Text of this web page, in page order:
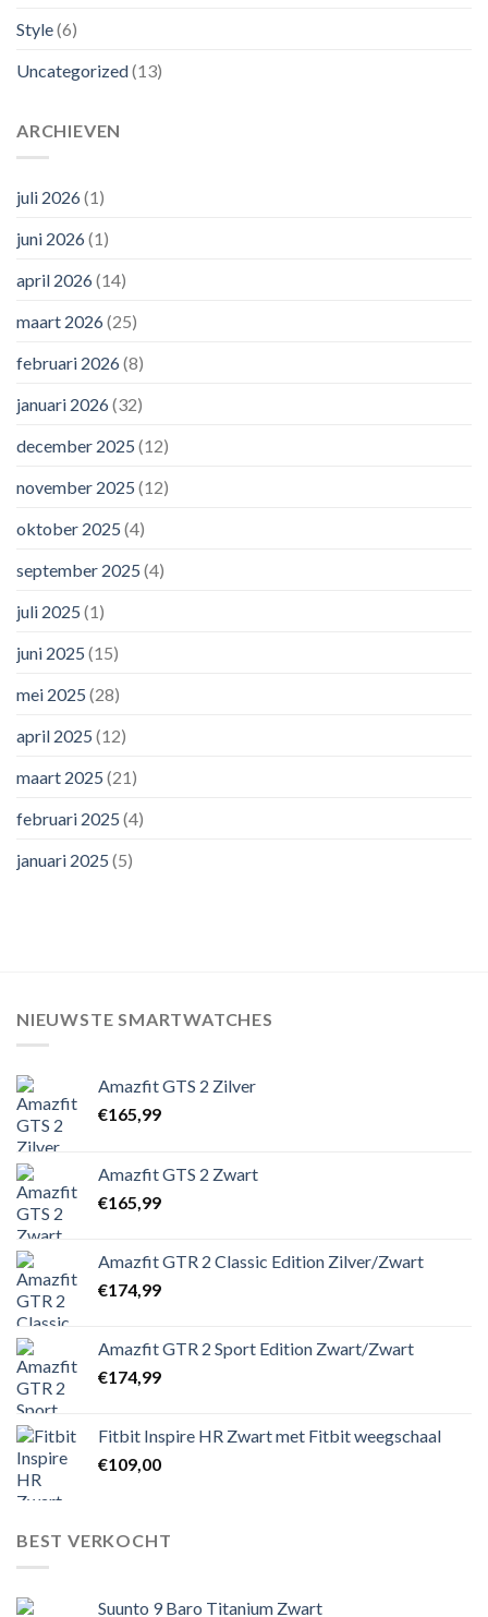
Style(6)
Uncategorized(13)
ARCHIEVEN
juli 2026(1)
juni 2026(1)
april 2026(14)
maart 2026(25)
februari 2026(8)
januari 2026(32)
december 2025 (12)
november 2025 (12)
oktober 2025 (4)
september 2025 (4)
juli 2025 (1)
juni 2025 (15)
mei 2025 (28)
april 2025 (12)
maart 2025 (21)
februari 2025 (4)
januari 2025 (5)
NIEUWSTE SMARTWATCHES
Amazfit GTS 2 Zilver
€165,99
Amazfit GTS 2 Zwart
€165,99
Amazfit GTR 2 Classic Edition Zilver/Zwart
€174,99
Amazfit GTR 2 Sport Edition Zwart/Zwart
€174,99
Fitbit Inspire HR Zwart met Fitbit weegschaal
€109,00
BEST VERKOCHT
Suunto 9 Baro Titanium Zwart